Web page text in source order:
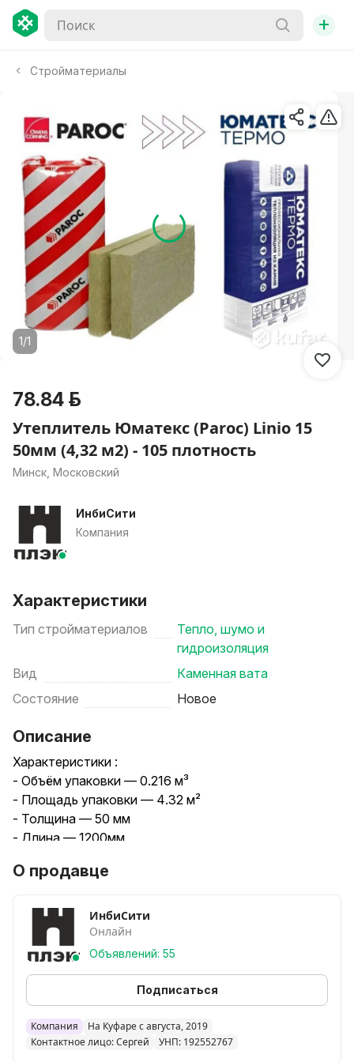
+
Стройматериалы
1/1
78.84 р.
Утеплитель Юматекс (Paroc) Linio 15
50мм (4,32 м2) - 105 плотность
Минск, Московский
ИнбиСити
Компания
Характеристики
Тип стройматериалов
Тепло, шумо и
гидроизоляция
Вид
Каменная вата
Состояние
Новое
Описание
Характеристики :
- Объём упаковки — 0.216 м³
- Площадь упаковки — 4.32 м²
- Толщина — 50 мм
- Длина — 1200мм
Umatex Termo (PAROC) Linio 15 — это негорючий
создания надежного теплоизоляционного слоя на
фасадах зданий. Этот материал поможет вам
сохранить тепло в доме, защитит стены от влаги и
повысит огнестойкость строения.
Преимущества использования Umatex Termo
(PAROC) Linio 15
Отличная теплозащита — снижает расходы на
отопление и кондиционирование.
О продавце
ИнбиСити
Онлайн
Объявлений: 55
Подписаться
Компания
На Куфаре с августа, 2019
Контактное лицо: Сергей
УНП: 192552767